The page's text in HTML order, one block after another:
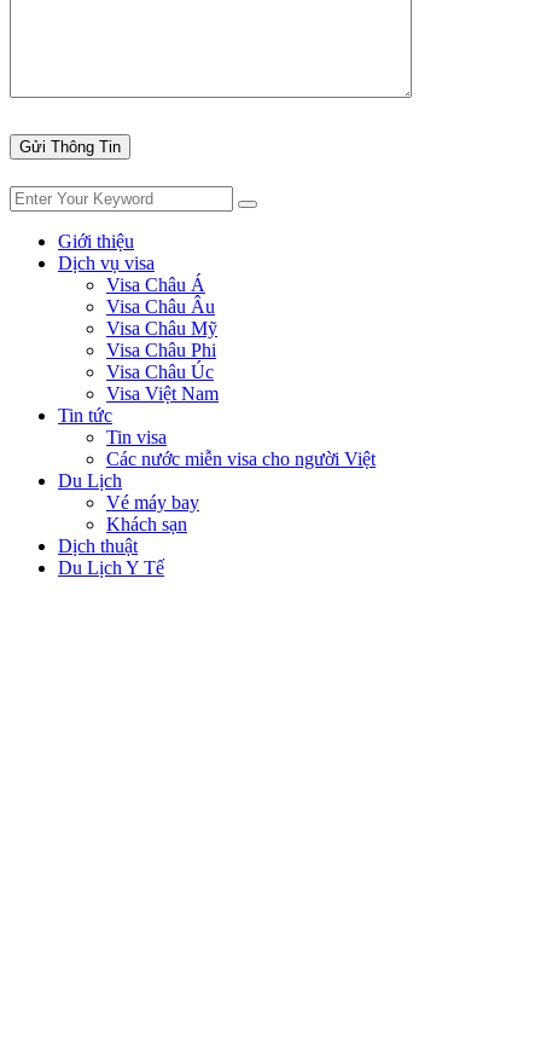
Giới thiệu
Dịch vụ visa
Visa Châu Á
Visa Châu Âu
Visa Châu Mỹ
Visa Châu Phi
Visa Châu Úc
Visa Việt Nam
Tin tức
Tin visa
Các nước miễn visa cho người Việt
Du Lịch
Vé máy bay
Khách sạn
Dịch thuật
Du Lịch Y Tế